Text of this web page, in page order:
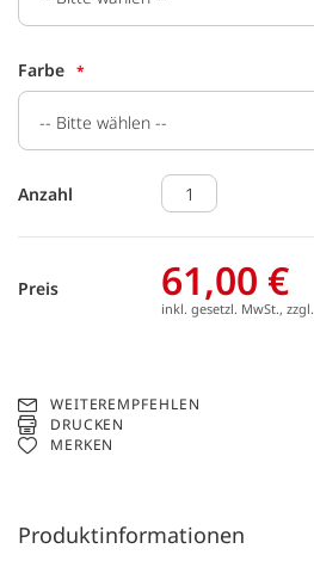
Farbe
Anzahl
Preis 61,00 €
inkl. gesetzl. MwSt., zzgl.
WEITEREMPFEHLEN
DRUCKEN
MERKEN
Produktinformationen